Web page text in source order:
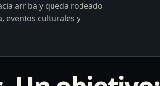
arriba y queda rodeado
eventos culturales y